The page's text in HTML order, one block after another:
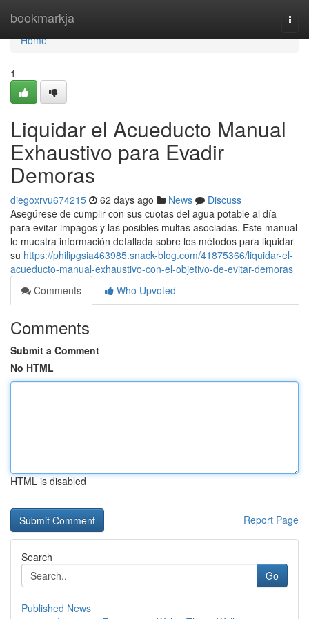
bookmarkja
Home
Home
1
Liquidar el Acueducto Manual
Exhaustivo para Evadir
Demoras
diegoxrvu674215 62 days ago News
Discuss
Asegúrese de cumplir con sus cuotas del agua potable al día
para evitar impagos y las posibles multas asociadas. Este manual
le muestra información detallada sobre los métodos para liquidar
su https://philipgsia463985.snack-blog.com/41875366/liquidar-el-
acueducto-manual-exhaustivo-con-el-objetivo-de-evitar-demoras
Comments
Who Upvoted
Comments
Submit a Comment
No HTML
HTML is disabled
Report Page
Search
Go
Published News